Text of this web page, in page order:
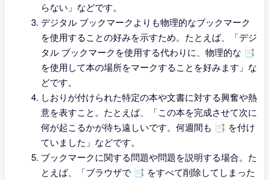
らない」などです。
デジタル ブックマークよりも物理的なブックマーク
を使用することの好みを示すため。たとえば、「デジ
タル ブックマークを使用する代わりに、物理的な 📑
を使用して本の場所をマークすることを好みます」な
どです。
しおりが付けられた特定の本や文書に対する興奮や熱
意を表すこと。たとえば、「この本を完成させて次に
何が起こるかが待ち遠しいです。何週間も 📑 を付け
ていました」などです。
ブックマークに関する問題や問題を説明する場合。た
とえば、「ブラウザで 📑 をすべて削除してしまった